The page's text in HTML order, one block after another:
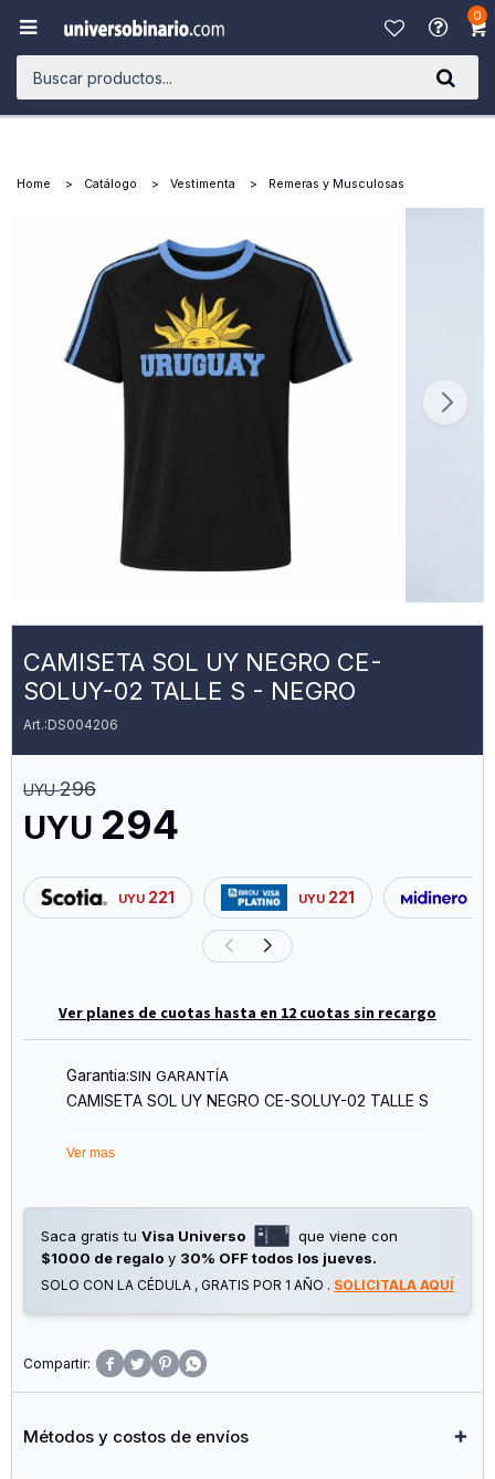
0

Home Catálogo Vestimenta Remeras y Musculosas
CAMISETA SOL UY NEGRO CE-
SOLUY-02 TALLE S - NEGRO
DS004206
UYU 294
UYU 296
UYU 221 UYU 221
Ver planes de cuotas hasta en 12 cuotas sin recargo
Garantia:SIN GARANTÍA
CAMISETA SOL UY NEGRO CE-SOLUY-02 TALLE S
Ver mas
Saca gratis tu Visa Universo
que viene con
$1000 de regalo y 30% OFF todos los jueves.
SOLO CON LA CÉDULA , GRATIS POR 1 AÑO . SOLICITALA AQUÍ
   
Métodos y costos de envíos